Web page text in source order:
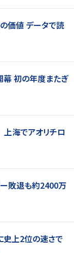
価値 データで読
幕 初の年度またぎ
海でアオリチロ
ー敗退も約2400万
史上2位の速さで